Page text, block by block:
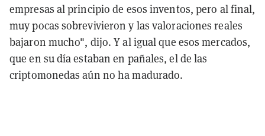
empresas al principio de esos inventos, pero al final,
muy pocas sobrevivieron y las valoraciones reales
bajaron mucho", dijo. Y al igual que esos mercados,
que en su día estaban en pañales, el de las
criptomonedas aún no ha madurado.